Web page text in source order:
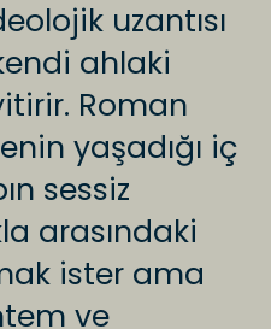
uzantısı
ahlaki
Roman
yaşadığı iç
sessiz
arasındaki
ister ama
ve